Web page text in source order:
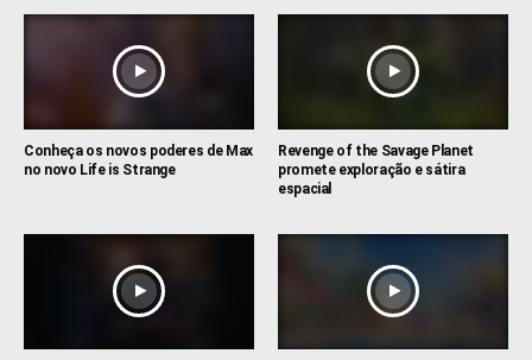
Conheça os novos poderes de Max
no novo Life is Strange
Revenge of the Savage Planet
promete exploração e sátira
espacial